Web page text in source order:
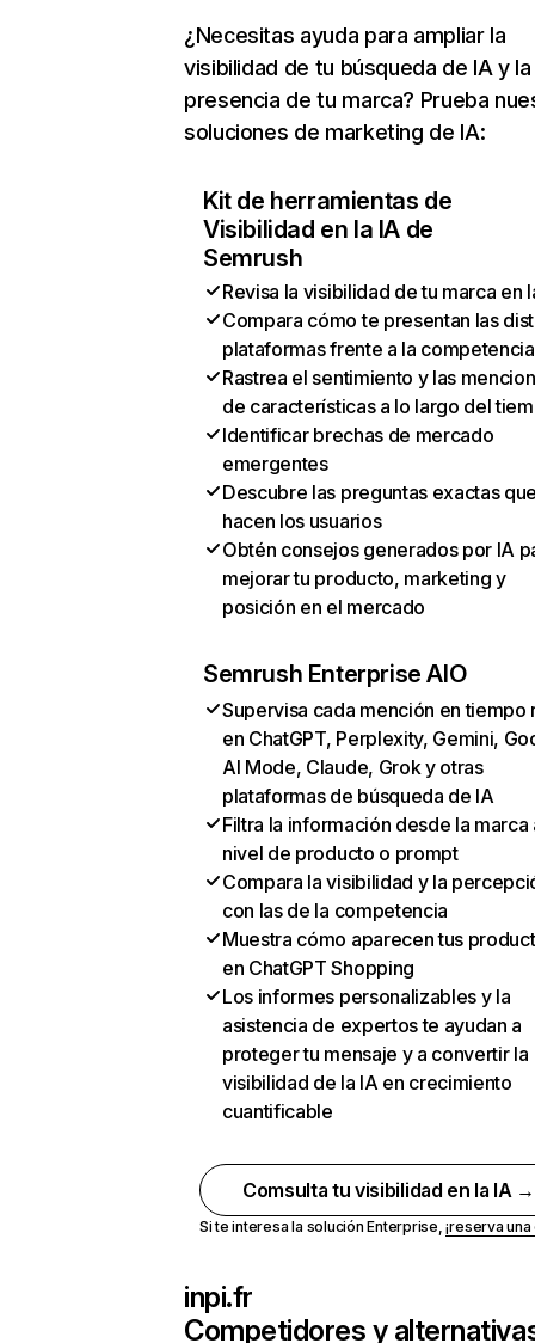
¿Necesitas ayuda para ampliar la
visibilidad de tu búsqueda de IA y la
presencia de tu marca? Prueba
soluciones de marketing de IA:
Kit de herramientas de
Visibilidad en la IA de
Semrush
Revisa la visibilidad de tu marca en
Compara cómo te presentan las
plataformas frente a la competencia
Rastrea el sentimiento y las
de características a lo largo del
Identificar brechas de mercado
emergentes
Descubre las preguntas exactas
hacen los usuarios
Obtén consejos generados por IA
mejorar tu producto, marketing y
posición en el mercado
Semrush Enterprise AIO
Supervisa cada mención en tiempo
en ChatGPT, Perplexity, Gemini,
AI Mode, Claude, Grok y otras
plataformas de búsqueda de IA
Filtra la información desde la marca
nivel de producto o prompt
Compara la visibilidad y la
con las de la competencia
Muestra cómo aparecen tus
en ChatGPT Shopping
Los informes personalizables y la
asistencia de expertos te ayudan a
proteger tu mensaje y a convertir la
visibilidad de la IA en crecimiento
cuantificable
Comsulta tu visibilidad en la IA →
Si te interesa la solución Enterprise,¡reserva
inpi.fr
Competidores y